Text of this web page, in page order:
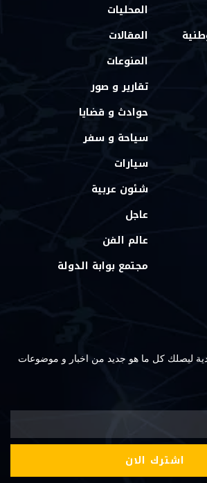
المحليات
المقالات
المنوعات
تقارير و صور
حوادث و قضايا
سياحة و سفر
سيارات
شئون عربية
عاجل
عالم الفن
مجتمع بوابة الدولة
ليصلك كل ما هو جديد من اخبار و موضوعات